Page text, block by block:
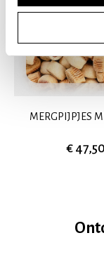
MERGPIJPJES
€ 47,50